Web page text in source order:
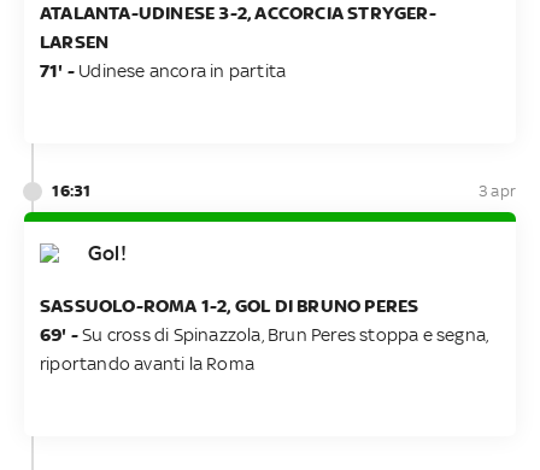
ATALANTA-UDINESE 3-2, ACCORCIA STRYGER-
LARSEN
71' - Udinese ancora in partita
16:31 3 apr
Gol!
SASSUOLO-ROMA 1-2, GOL DI BRUNO PERES
69' -Su cross di Spinazzola, Brun Peres stoppa e segna,
riportando avanti la Roma